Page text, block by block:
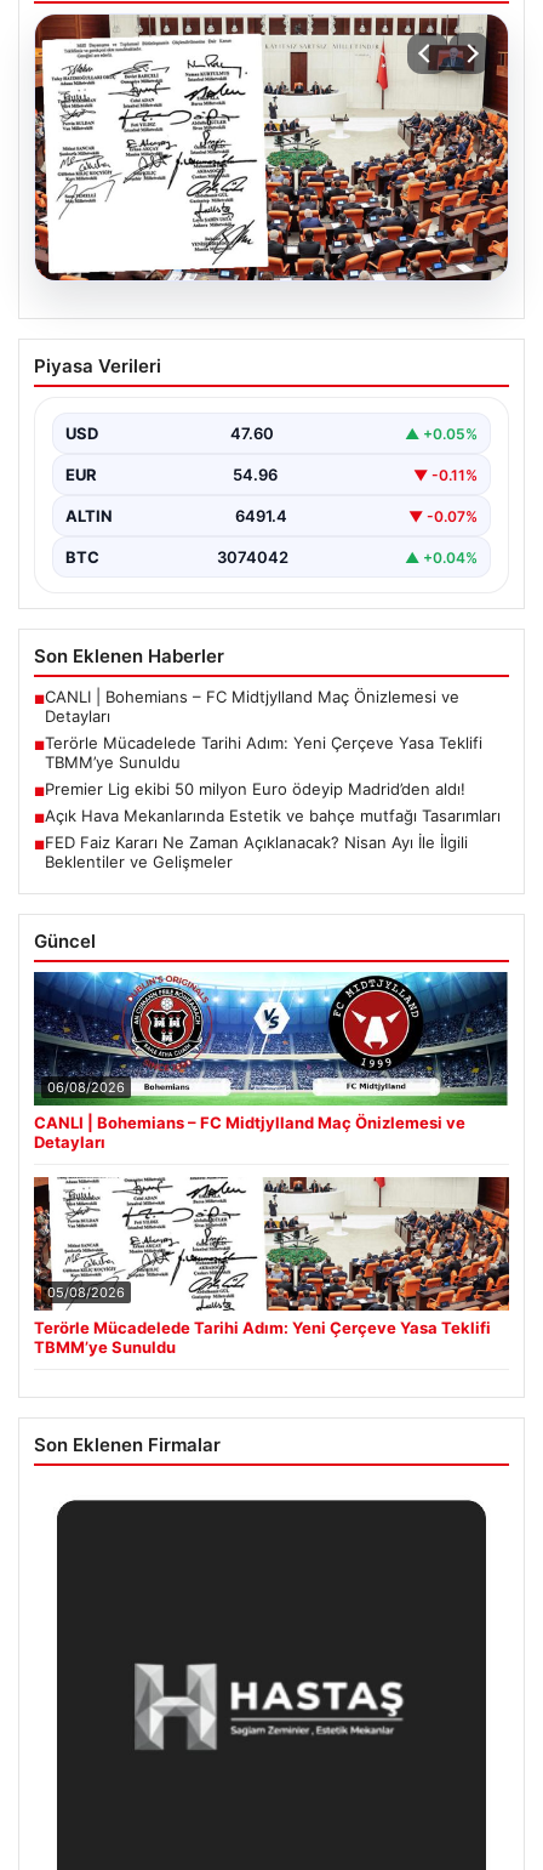
05.08.2026
Terörle Mücadelede Tarihi Adım: Yeni
Çerçeve Yasa Teklifi TBMM’ye Sunuldu
güçlendirmeye yönelik kapsamlı bir hukuki altyapı
oluşturmak…
Piyasa Verileri
USD 47.60 ▲ +0.05%
EUR 54.96 ▼ -0.11%
ALTIN 6491.4 ▼ -0.07%
BTC 3074042 ▲ +0.04%
Son Eklenen Haberler
■CANLI | Bohemians – FC Midtjylland Maç Önizlemesi ve
Detayları
■Terörle Mücadelede Tarihi Adım: Yeni Çerçeve Yasa Teklifi
TBMM’ye Sunuldu
■Premier Lig ekibi 50 milyon Euro ödeyip Madrid’den aldı!
■Açık Hava Mekanlarında Estetik ve bahçe mutfağı Tasarımları
■FED Faiz Kararı Ne Zaman Açıklanacak? Nisan Ayı İle İlgili
Beklentiler ve Gelişmeler
Güncel
06/08/2026
CANLI | Bohemians – FC Midtjylland Maç Önizlemesi ve
Detayları
05/08/2026
Terörle Mücadelede Tarihi Adım: Yeni Çerçeve Yasa Teklifi
TBMM’ye Sunuldu
Son Eklenen Firmalar